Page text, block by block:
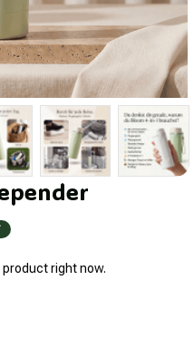
right now.